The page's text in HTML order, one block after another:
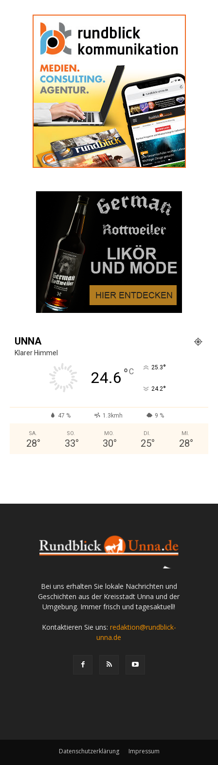
UNNA
Klarer Himmel
24.6 °C 25.3°
24.2°
47 % 1.3kmh 9 %
SA.
28°
SO.
33°
MO.
30°
DI.
25°
MI.
28°
Bei uns erhalten Sie lokale Nachrichten und
Geschichten aus der Kreisstadt Unna und der
Umgebung. Immer frisch und tagesaktuell!
Kontaktieren Sie uns: redaktion@rundblick-
unna.de
Datenschutzerklärung Impressum